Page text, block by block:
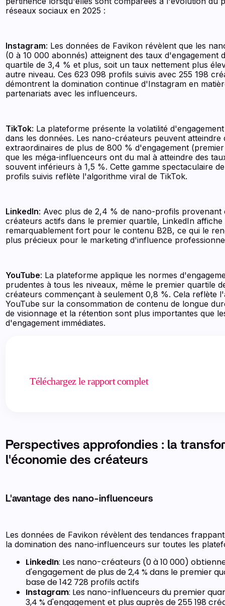
réseaux sociaux en 2025 :
Instagram: Les données de Favikon révèlent que les
(0 à 10 000 abonnés) atteignent des taux d'engagement
quartile de 3,4 % et plus, soit un taux nettement plus
autre niveau. Ces 623 098 profils suivis avec 255 198
démontrent la domination continue d'Instagram en
partenariats avec les influenceurs.
TikTok: La plateforme présente la volatilité
dans les données. Les nano-créateurs peuvent atteindre
extraordinaires de plus de 800 % d'engagement
que les méga-influenceurs ont du mal à atteindre des
souvent inférieurs à 1,5 %. Cette gamme spectaculaire
profils suivis reflète l'algorithme viral de TikTok.
LinkedIn: Avec plus de 2,4 % de nano-profils provenant
créateurs actifs dans le premier quartile, LinkedIn
remarquablement fort pour le contenu B2B, ce qui le
plus précieux pour le marketing d'influence
YouTube: La plateforme applique les normes
prudentes à tous les niveaux, même le premier quartile
créateurs commençant à seulement 0,8 %. Cela reflète
YouTube sur la consommation de contenu de longue
de visionnage et la rétention sont plus importantes que
d'engagement immédiates.
Téléchargez le rapport complet
Perspectives approfondies : la
l'économie des créateurs
L'avantage des nano-influenceurs
Les données de Favikon révèlent des tendances
la domination des nano-influenceurs sur toutes les
LinkedIn: Les nano-créateurs (0 à 10 000)
d'engagement de plus de 2,4 % dans le premier
base de 142 728 profils actifs
Instagram: Les nano-influenceurs du premier
3,4 % d'engagement et plus auprès de 255 198